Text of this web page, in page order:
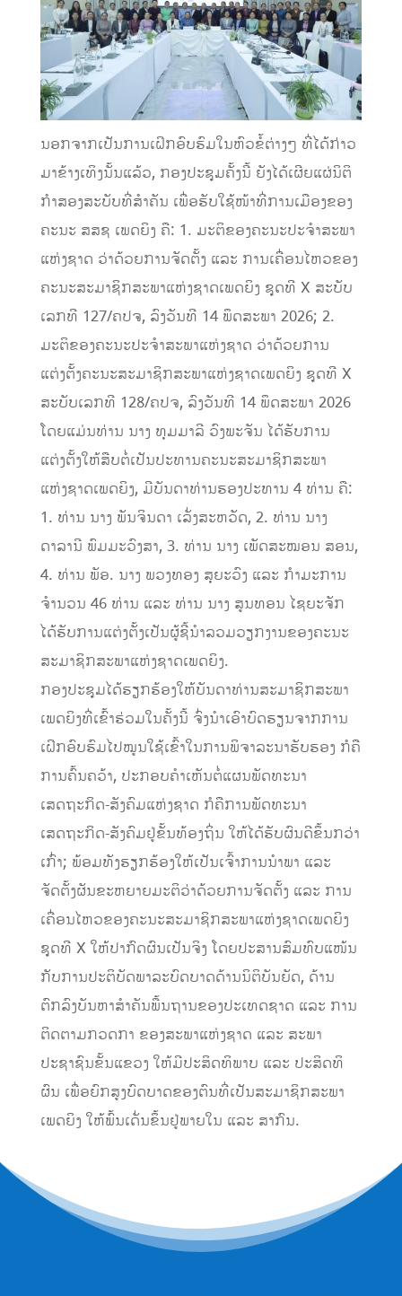
ນອກຈາກເປັນການເຝິກອົບຮົມໃນຫົວຂໍ້ຕ່າງໆ ທີ່ໄດ້ກ່າວ
ມາຂ້າງເທິງນັ້ນແລ້ວ, ກອງປະຊຸມຄັ້ງນີ້ ຍັງໄດ້ເຜີຍແຜ່ນິຕິ
ກໍາສອງສະບັບທີ່ສໍາຄັນ ເພື່ອຮັບໃຊ້ໜ້າທີ່ການເມືອງຂອງ
ຄະນະ ສສຊ ເພດຍິງ ຄື: 1. ມະຕິຂອງຄະນະປະຈໍາສະພາ
ແຫ່ງຊາດ ວ່າດ້ວຍການຈັດຕັ້ງ ແລະ ການເຄື່ອນໄຫວຂອງ
ຄະນະສະມາຊິກສະພາແຫ່ງຊາດເພດຍິງ ຊຸດທີ X ສະບັບ
ເລກທີ 127/ຄປຈ, ລົງວັນທີ 14 ພຶດສະພາ 2026; 2.
ມະຕິຂອງຄະນະປະຈໍາສະພາແຫ່ງຊາດ ວ່າດ້ວຍການ
ແຕ່ງຕັ້ງຄະນະສະມາຊິກສະພາແຫ່ງຊາດເພດຍິງ ຊຸດທີ X
ສະບັບເລກທີ 128/ຄປຈ, ລົງວັນທີ 14 ພຶດສະພາ 2026
ໂດຍແມ່ນທ່ານ ນາງ ທຸມມາລີ ວົງພະຈັນ ໄດ້ຮັບການ
ແຕ່ງຕັ້ງໃຫ້ສືບຕໍ່ເປັນປະທານຄະນະສະມາຊິກສະພາ
ແຫ່ງຊາດເພດຍິງ, ມີບັນດາທ່ານຮອງປະທານ 4 ທ່ານ ຄື:
1. ທ່ານ ນາງ ພັນຈິນດາ ເລັ່ງສະຫວັດ, 2. ທ່ານ ນາງ
ດາລານີ ພົມມະວົງສາ, 3. ທ່ານ ນາງ ເພັດສະໝອນ ສອນ,
4. ທ່ານ ພັອ. ນາງ ພວງທອງ ສຸຍະວົງ ແລະ ກໍາມະການ
ຈໍານວນ 46 ທ່ານ ແລະ ທ່ານ ນາງ ສູນທອນ ໄຊຍະຈັກ
ໄດ້ຮັບການແຕ່ງຕັ້ງເປັນຜູ້ຊີ້ນໍາລວມວຽກງານຂອງຄະນະ
ສະມາຊິກສະພາແຫ່ງຊາດເພດຍິງ.
ກອງປະຊຸມໄດ້ຮຽກຮ້ອງໃຫ້ບັນດາທ່ານສະມາຊິກສະພາ
ເພດຍິງທີ່ເຂົ້າຮ່ວມໃນຄັ້ງນີ້ ຈົ່ງນໍາເອົາບົດຮຽນຈາກການ
ເຝິກອົບຮົມໄປໝູນໃຊ້ເຂົ້າໃນການພິຈາລະນາຮັບຮອງ ກໍຄື
ການຄົ້ນຄວ້າ, ປະກອບຄໍາເຫັນຕໍ່ແຜນພັດທະນາ
ເສດຖະກິດ-ສັງຄົມແຫ່ງຊາດ ກໍຄືການພັດທະນາ
ເສດຖະກິດ-ສັງຄົມຢູ່ຂັ້ນທ້ອງຖິ່ນ ໃຫ້ໄດ້ຮັບຜົນດີຂຶ້ນກວ່າ
ເກົ່າ; ພ້ອມທັງຮຽກຮ້ອງໃຫ້ເປັນເຈົ້າການນໍາພາ ແລະ
ຈັດຕັ້ງຜັນຂະຫຍາຍມະຕິວ່າດ້ວຍການຈັດຕັ້ງ ແລະ ການ
ເຄື່ອນໄຫວຂອງຄະນະສະມາຊິກສະພາແຫ່ງຊາດເພດຍິງ
ຊຸດທີ X ໃຫ້ປາກົດຜົນເປັນຈິງ ໂດຍປະສານສົມທົບແໜ້ນ
ກັບການປະຕິບັດພາລະບົດບາດດ້ານນິຕິບັນຍັດ, ດ້ານ
ຕົກລົງບັນຫາສໍາຄັນພື້ນຖານຂອງປະເທດຊາດ ແລະ ການ
ຕິດຕາມກວດກາ ຂອງສະພາແຫ່ງຊາດ ແລະ ສະພາ
ປະຊາຊົນຂັ້ນແຂວງ ໃຫ້ມີປະສິດທິພາບ ແລະ ປະສິດທິ
ຜົນ ເພື່ອຍົກສູງບົດບາດຂອງຕົນທີ່ເປັນສະມາຊິກສະພາ
ເພດຍິງ ໃຫ້ພົ້ນເດັ່ນຂຶ້ນຢູ່ພາຍໃນ ແລະ ສາກົນ.